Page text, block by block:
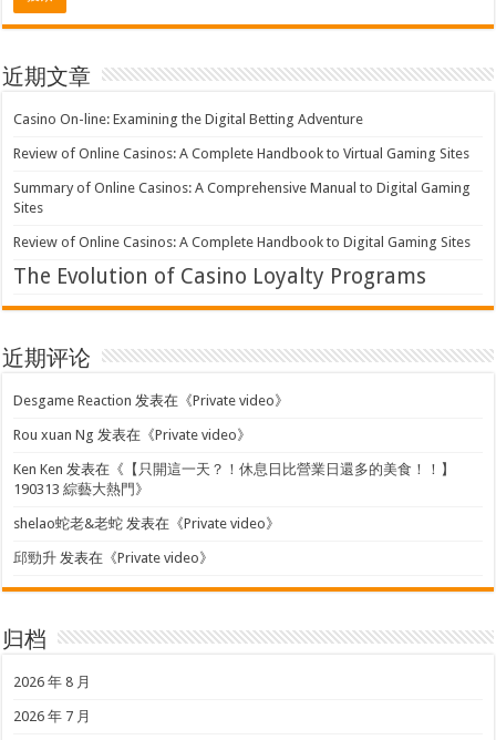
近期文章
Casino On-line: Examining the Digital Betting Adventure
Review of Online Casinos: A Complete Handbook to Virtual Gaming Sites
Summary of Online Casinos: A Comprehensive Manual to Digital Gaming
Sites
Review of Online Casinos: A Complete Handbook to Digital Gaming Sites
The Evolution of Casino Loyalty Programs
近期评论
Desgame Reaction 发表在《Private video》
Rou xuan Ng 发表在《Private video》
Ken Ken 发表在《 【只開這一天？！休息日比營業日還多的美食！！】
190313 綜藝大熱門 》
shelao蛇老&老蛇 发表在《Private video》
邱勁升 发表在《Private video》
归档
2026 年 8 月
2026 年 7 月